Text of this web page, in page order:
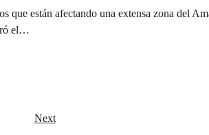
que están afectando una extensa zona del
el…
Next